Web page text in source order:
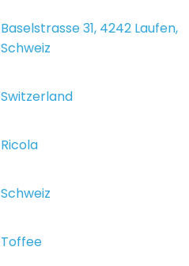
‎Baselstrasse 31, 4242 Laufen,
Schweiz
‎Switzerland
‎Ricola
‎Schweiz
‎Toffee